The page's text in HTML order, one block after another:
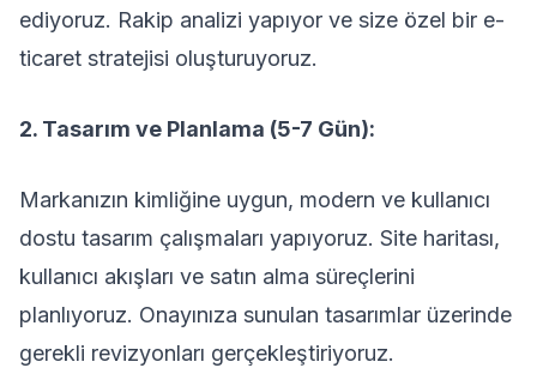
ediyoruz. Rakip analizi yapıyor ve size özel bir e-
ticaret stratejisi oluşturuyoruz.
2. Tasarım ve Planlama (5-7 Gün):
Markanızın kimliğine uygun, modern ve kullanıcı
dostu tasarım çalışmaları yapıyoruz. Site haritası,
kullanıcı akışları ve satın alma süreçlerini
planlıyoruz. Onayınıza sunulan tasarımlar üzerinde
gerekli revizyonları gerçekleştiriyoruz.